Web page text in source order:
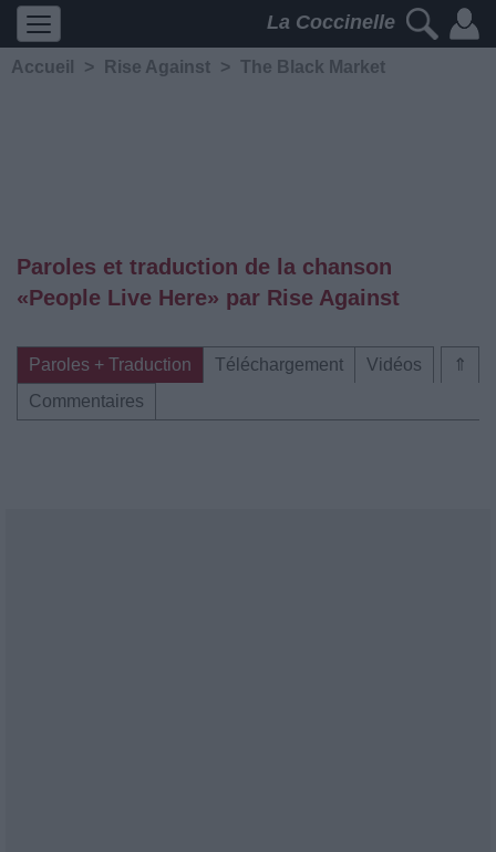
La Coccinelle
Accueil > Rise Against > The Black Market
Paroles et traduction de la chanson
«People Live Here» par Rise Against
⇑
Paroles + Traduction Téléchargement
Vidéos
Commentaires